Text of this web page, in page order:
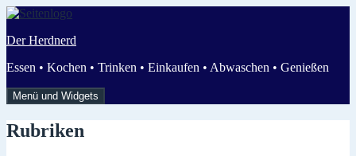
Zum
springen
Der Herdnerd
Essen • Kochen • Trinken • Einkaufen • Abwaschen • Genießen
Menü und Widgets
Rubriken